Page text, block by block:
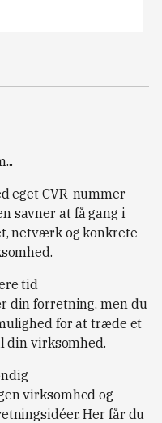
eget CVR-nummer
savner at få gang i
netværk og konkrete
tid
din forretning, men du
for at træde et
din virksomhed.
virksomhed og
Her får du